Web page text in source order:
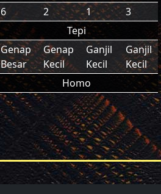
6 2 1
3
Tepi
Genap
Besar
Genap
Kecil
Ganjil
Kecil
Ganjil
Kecil
Homo